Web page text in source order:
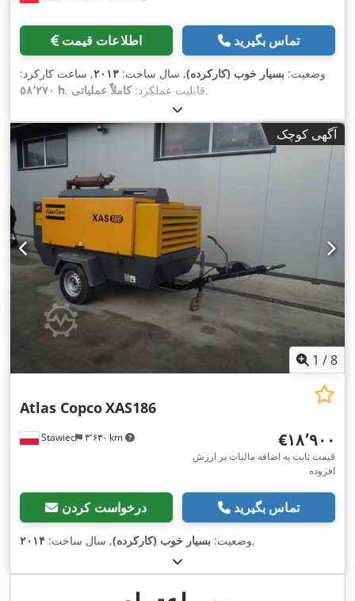
اطلاعات قیمت تماس بگیرید
وضعیت: بسیار خوب (کارکرده), سال ساخت: ۲۰۱۳, ساعت کارکرد:
۵۸٬۲۷۰ h
, قابلیت عملکرد:کاملاً عملیاتی ,
آگهی کوچک
1 /8
Stawiec ۳٬۶۳۰ km
Atlas CopcoXAS186
‎€۱۸٬۹۰۰
قیمت ثابت به اضافه مالیات بر ارزش
افزوده
درخواست کردن تماس بگیرید
وضعیت: بسیار خوب (کارکرده), سال ساخت: ۲۰۱۴ ,